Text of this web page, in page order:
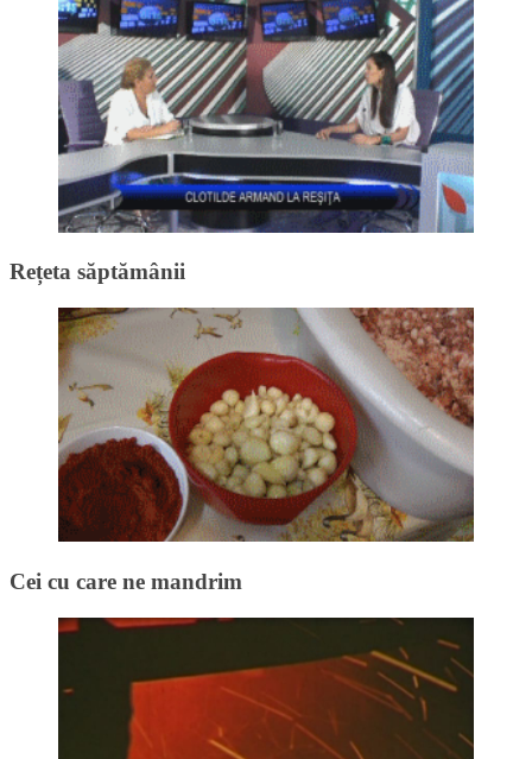
Rețeta săptămânii
Cei cu care ne mandrim